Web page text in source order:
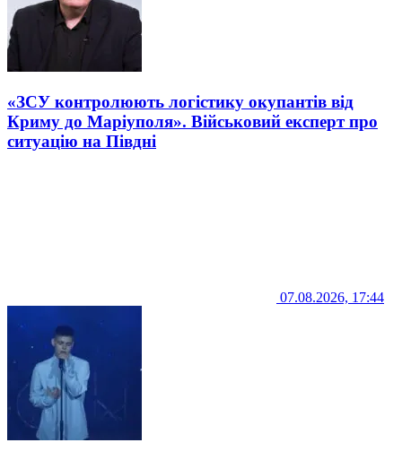
«ЗСУ контролюють логістику окупантів від
Криму до Маріуполя». Військовий експерт про
ситуацію на Півдні
07.08.2026, 17:44